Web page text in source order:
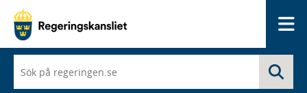
du
börjar